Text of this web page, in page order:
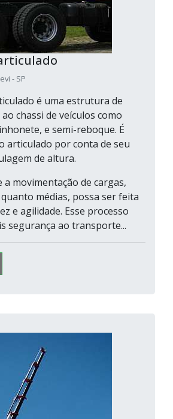
- SP
é uma estrutura de
chassi de veículos como
e semi-reboque. É
articulado por conta de seu
de altura.
a movimentação de cargas,
médias, possa ser feita
e agilidade. Esse processo
segurança ao transporte...